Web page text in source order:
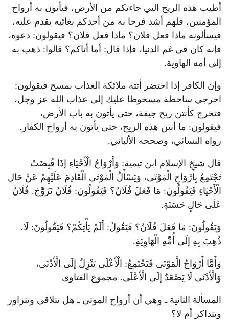
أطيب هذه الريح التي جاءتكم من الأرض، فيأتون به أرواح
المؤمنين، فلهم أشد فرحا به من أحدكم بغائبه يقدم عليه،
فيسألونه ماذا فعل فلان؟ ماذا فعل فلان؟ فيقولون: دعوه،
فإنه كان في غم الدنيا، فإذا قال: أما أتاكم؟ قالوا: ذهب به
إلى أمه الهاوية.
وإن الكافر إذا احتضر أتته ملائكة العذاب بمسح فيقولون:
اخرجي ساخطة مسخوطا عليك إلى عذاب الله عز وجل،
فتخرج كأنتن ريح جيفة، حتى يأتون به باب الأرض،
فيقولون: ما أنتن هذه الريح، حتى يأتون به أرواح الكفار.
رواه النسائي، وصححه الألباني.
قال شيخ الإسلام ابن تيمية: وَأَرْوَاحُ الْأَحْيَاءِ إذَا قُبِضَتْ
تَجْتَمِعُ بِأَرْوَاحِ الْمَوْتَى، وَيَسْأَلُ الْمَوْتَى الْقَادِمَ عَلَيْهِمْ عَنْ حَالِ
الْأَحْيَاءِ فَيَقُولُونَ: مَا فَعَلَ فُلَانٌ؟ فَيَقُولُونَ: فُلَانٌ تَزَوَّجَ. فُلَانٌ
عَلَى حَالٍ حَسَنَةٍ.
وَيَقُولُونَ: مَا فَعَلَ فُلَانٌ؟ فَيَقُولُ: أَلَمْ يَأْتِكُمْ؟ فَيَقُولُونَ: لَا،
ذُهِبَ بِهِ إلَى أُمِّهِ الْهَاوِيَةِ.
وَأَمَّا أَرْوَاحُ الْمَوْتَى فَتَجْتَمِعُ: الْأَعْلَى يَنْزِلُ إلَى الْأَدْنَى،
وَالْأَدْنَى لَا يَصْعَدُ إلَى الْأَعْلَى. مجموع الفتاوى
المسألة الثانية ـ وهي أن أرواح الموتى ـ هل تتلاقى وتتزاور
وتتذاكر أم لا؟